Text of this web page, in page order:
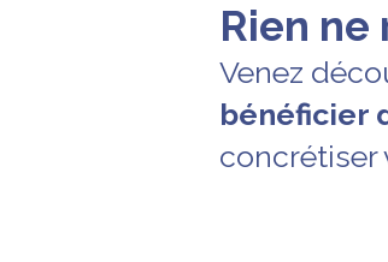
Rien
Venez
bénéficier
concrétiser